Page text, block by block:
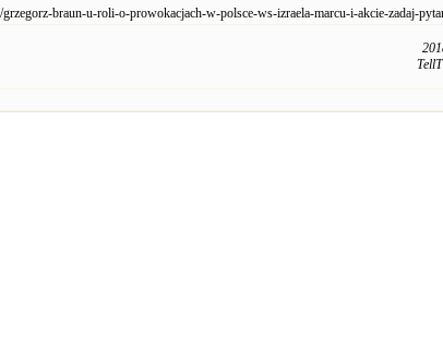
braun-u-roli-o-prowokacjach-w-polsce-ws-izraela-marcu-i-akcie-zadaj-